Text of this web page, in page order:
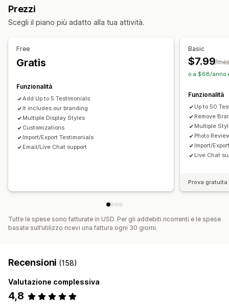
Modalità di raccolta recensioni
Moduli
Importazione ed esportazione
Analisi
Monitoraggio delle conversioni
Prezzi
Scegli il piano più adatto alla tua attività.
Free
Gratis
Funzionalità
Add Up to 5 Testimonials
It includes our branding
Multiple Display Styles
Customizations
Import/Export Testimonials
Email/Live Chat support
Basic
$7.99/
o a $68/anno
Funzionalità
Up to 50
Remove
Multiple
Photo
Import/
Live Chat
Prova
Tutte le spese sono fatturate in USD. Per gli addebiti ricorrenti e le spese
basate sull’utilizzo ricevi una fattura ogni 30 giorni.
Recensioni (158)
Valutazione complessiva
4,8